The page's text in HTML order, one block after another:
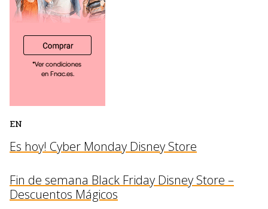
EN
Es hoy! Cyber Monday Disney Store
Fin de semana Black Friday Disney Store –
Descuentos Mágicos